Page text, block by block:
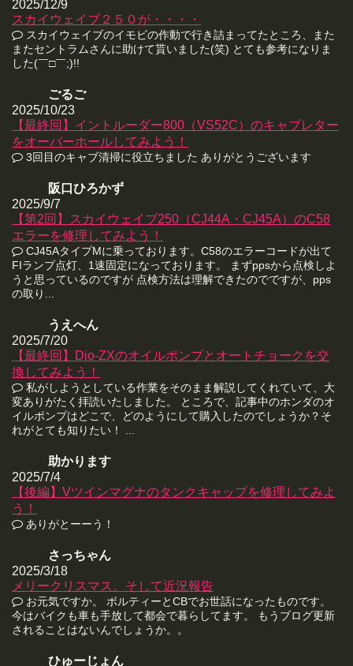
2025/12/9
スカイウェイブ２５０が・・・・
スカイウェイブのイモビの作動で行き詰まってたところ、また
またセントラムさんに助けて貰いました(笑) とても参考になりま
した(￣□￣;)!!
ごるご
2025/10/23
【最終回】イントルーダー800（VS52C）のキャブレター
をオーバーホールしてみよう！
3回目のキャブ清掃に役立ちました ありがとうございます
阪口ひろかず
2025/9/7
【第2回】スカイウェイブ250（CJ44A・CJ45A）のC58
エラーを修理してみよう！
CJ45AタイプMに乗っております。C58のエラーコードが出て
FIランプ点灯、1速固定になっております。 まずppsから点検しよ
うと思っているのですが 点検方法は理解できたのでですが、pps
の取り...
うえへん
2025/7/20
【最終回】Dio-ZXのオイルポンプとオートチョークを交
換してみよう！
私がしようとしている作業をそのまま解説してくれていて、大
変ありがたく拝読いたしました。 ところで、記事中のホンダのオ
イルポンプはどこで、どのようにして購入したのでしょうか？そ
れがとても知りたい！ ...
助かります
2025/7/4
【後編】Vツインマグナのタンクキャップを修理してみよ
う！
ありがとーーう！
さっちゃん
2025/3/18
メリークリスマス。そして近況報告
お元気ですか。 ボルティーとCBでお世話になったものです。
今はバイクも車も手放して都会で暮らしてます。 もうブログ更新
されることはないんでしょうか。。
ひゅーじょん